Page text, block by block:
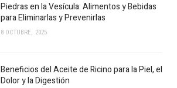
Piedras en la Vesícula: Alimentos y Bebidas
para Eliminarlas y Prevenirlas
8 OCTUBRE, 2025
Beneficios del Aceite de Ricino para la Piel, el
Dolor y la Digestión